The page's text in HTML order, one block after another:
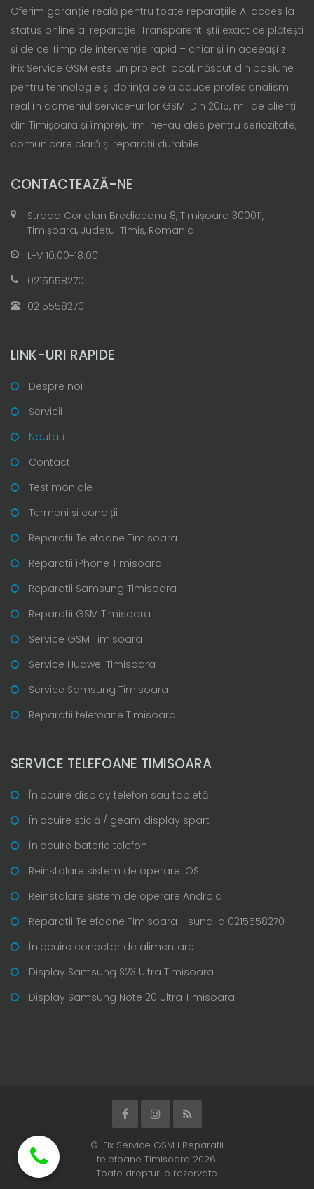
Oferim garanție reală pentru toate reparațiile Ai acces la
status online al reparației Transparent: știi exact ce plătești
și de ce Timp de intervenție rapid – chiar și în aceeași zi
iFix Service GSM este un proiect local, născut din pasiune
pentru tehnologie și dorința de a aduce profesionalism
real în domeniul service-urilor GSM. Din 2015, mii de clienți
din Timișoara și împrejurimi ne-au ales pentru seriozitate,
comunicare clară și reparații durabile.
CONTACTEAZĂ-NE
Strada Coriolan Brediceanu 8, Timișoara 300011,
Timișoara, Județul Timiș, Romania
L-V 10:00-18:00
0215558270
0215558270
LINK-URI RAPIDE
Despre noi
Servicii
Noutati
Contact
Testimoniale
Termeni și condiții
Reparatii Telefoane Timisoara
Reparatii iPhone Timisoara
Reparatii Samsung Timisoara
Reparatii GSM Timisoara
Service GSM Timisoara
Service Huawei Timisoara
Service Samsung Timisoara
Reparatii telefoane Timisoara
SERVICE TELEFOANE TIMISOARA
Înlocuire display telefon sau tabletă
Înlocuire sticlă / geam display spart
Înlocuire baterie telefon
Reinstalare sistem de operare iOS
Reinstalare sistem de operare Android
Reparatii Telefoane Timisoara - suna la 0215558270
Înlocuire conector de alimentare
Display Samsung S23 Ultra Timisoara
Display Samsung Note 20 Ultra Timisoara
© iFix Service GSM I Reparatii
telefoane Timisoara 2026.
Toate drepturile rezervate.